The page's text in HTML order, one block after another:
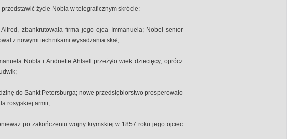
życie Nobla w telegraficznym skrócie:
zbankrutowała firma jego ojca Immanuela; Nobel senior
z nowymi technikami wysadzania skał;
Nobla i Andriette Ahlsell przeżyło wiek dziecięcy; oprócz
do Sankt Petersburga; nowe przedsiębiorstwo prosperowało
rosyjskiej armii;
po zakończeniu wojny krymskiej w 1857 roku jego ojciec